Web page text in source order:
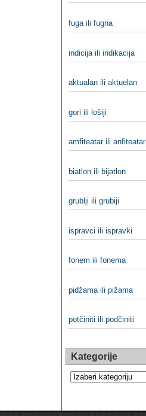
fuga ili fugna
indicija ili indikacija
aktualan ili aktuelan
gori ili lošiji
amfiteatar ili anfiteatar
biatlon ili bijatlon
grublji ili grubiji
ispravci ili ispravki
fonem ili fonema
pidžama ili pižama
potčiniti ili podčiniti
Kategorije
Kategorije